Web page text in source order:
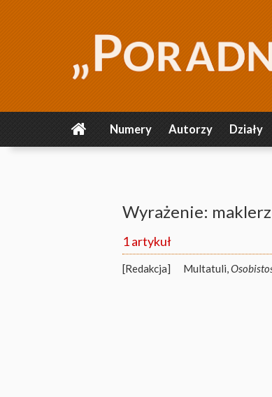
Numery Autorzy Działy
Wyrażenie:
1 artykuł
[Redakcja] Multatuli,